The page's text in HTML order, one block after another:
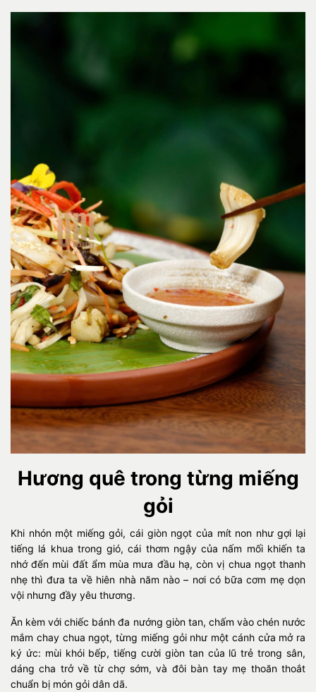
Hương quê trong từng miếng
gỏi
Khi nhón một miếng gỏi, cái giòn ngọt của mít non như gợi lại
tiếng lá khua trong gió, cái thơm ngậy của nấm mối khiến ta
nhớ đến mùi đất ẩm mùa mưa đầu hạ, còn vị chua ngọt thanh
nhẹ thì đưa ta về hiên nhà năm nào – nơi có bữa cơm mẹ dọn
vội nhưng đầy yêu thương.
Ăn kèm với chiếc bánh đa nướng giòn tan, chấm vào chén nước
mắm chay chua ngọt, từng miếng gỏi như một cánh cửa mở ra
ký ức: mùi khói bếp, tiếng cười giòn tan của lũ trẻ trong sân,
dáng cha trở về từ chợ sớm, và đôi bàn tay mẹ thoăn thoắt
chuẩn bị món gỏi dân dã.